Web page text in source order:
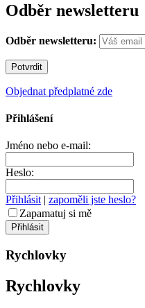
Odběr newsletteru
Odběr newsletteru:
Objednat předplatné zde
Přihlášení
Jméno nebo e-mail:
Heslo:
Přihlásit | zapoměli jste heslo?
Zapamatuj si mě
Rychlovky
Rychlovky